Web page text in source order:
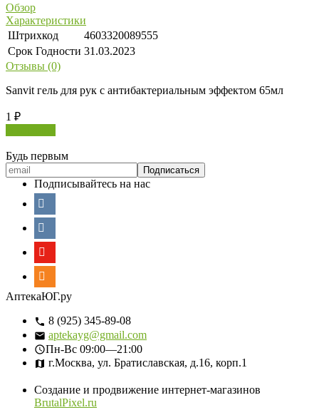
Обзор
Характеристики
Штрихкод
4603320089555
Срок Годности 31.03.2023
Отзывы (0)
Sanvit гель для рук с антибактериальным эффектом 65мл
1 ₽
Будь первым
Подписывайтесь на нас
АптекаЮГ.ру
8 (925) 345-89-08
aptekayg@gmail.com
Пн-Вс 09:00—21:00
г.Москва, ул. Братиславская, д.16, корп.1
Создание и продвижение интернет-магазинов
BrutalPixel.ru